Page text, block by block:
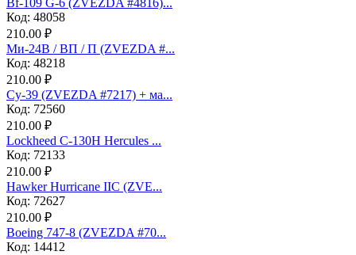
Bf-109 G-6 (ZVEZDA #4816)...
Код: 48058
210.00 ₽
Ми-24В / ВП / П (ZVEZDA #...
Код: 48218
210.00 ₽
Су-39 (ZVEZDA #7217) + ма...
Код: 72560
210.00 ₽
Lockheed C-130H Hercules ...
Код: 72133
210.00 ₽
Hawker Hurricane IIC (ZVE...
Код: 72627
210.00 ₽
Boeing 747-8 (ZVEZDA #70...
Код: 14412